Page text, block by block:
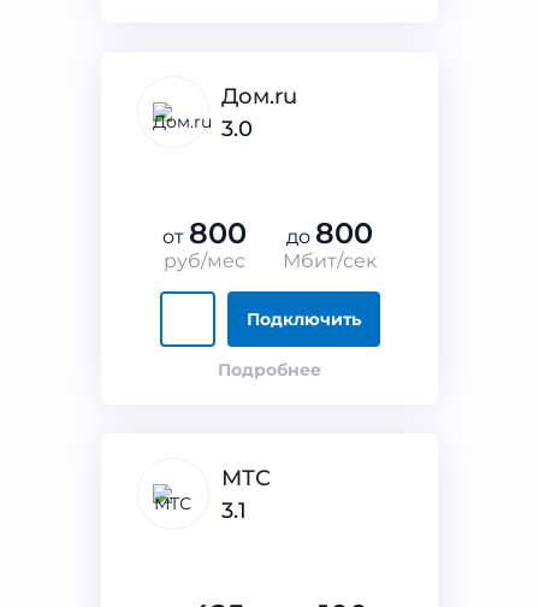
Дом.ru
3.0
от 800
руб/мес
до 800
Мбит/сек
Подключить
Подробнее
МТС
3.1